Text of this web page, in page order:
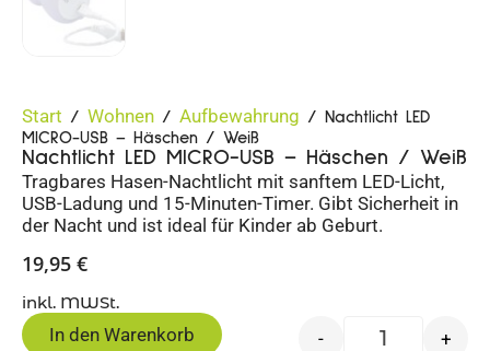
Start / Wohnen / Aufbewahrung / Nachtlicht LED
MICRO-USB – Häschen / Weiß
Nachtlicht LED MICRO-USB – Häschen / Weiß
Tragbares Hasen-Nachtlicht mit sanftem LED-Licht,
USB-Ladung und 15-Minuten-Timer. Gibt Sicherheit in
der Nacht und ist ideal für Kinder ab Geburt.
19,95 €
inkl. MWSt.
- +
In den Warenkorb